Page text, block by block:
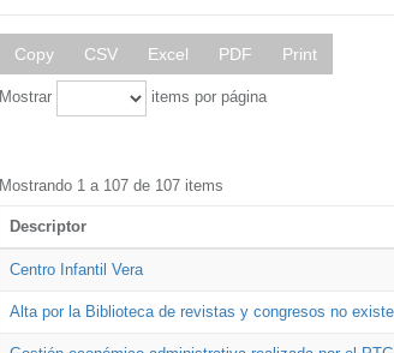
Copy CSV Excel PDF Print
Mostrar items por página
Mostrando 1 a 107 de 107 items
Descriptor
Centro Infantil Vera
Alta por la Biblioteca de revistas y congresos no